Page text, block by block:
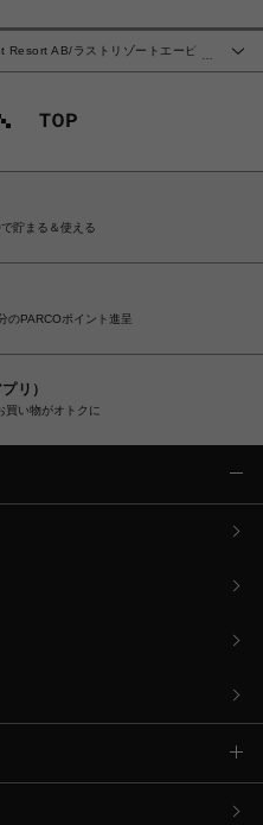
Resort AB/ラストリゾートエービ
貯まる＆使える
のPARCOポイント進呈
リ）
買い物がオトクに